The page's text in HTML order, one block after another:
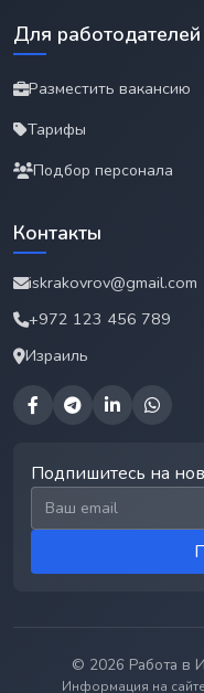
Для работодателей
Разместить вакансию
Тарифы
Подбор персонала
Контакты
iskrakovrov@gmail.com
+972 123 456 789
Израиль
Подпишитесь на
Email для подписки
© 2026 Работа в
Информация на